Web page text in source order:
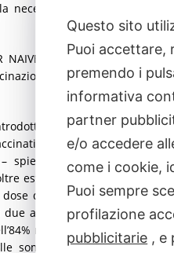
di uniformare
NAIVE E NON NAIVE – La
contro la
l’offerta attiva e
al 14°-15° anno di età,
spiega il Prof. Filippo
esteso la protezione agli
di richiamo. La
anni: nei 15-16enni ci
rispetto al 2024. Anche
somministrazioni tra il
Questo sito
Puoi accettare,
premendo i
informativa
partner
e/o accedere
come i cookie,
Puoi sempre
profilazione
pubblicitarie , e